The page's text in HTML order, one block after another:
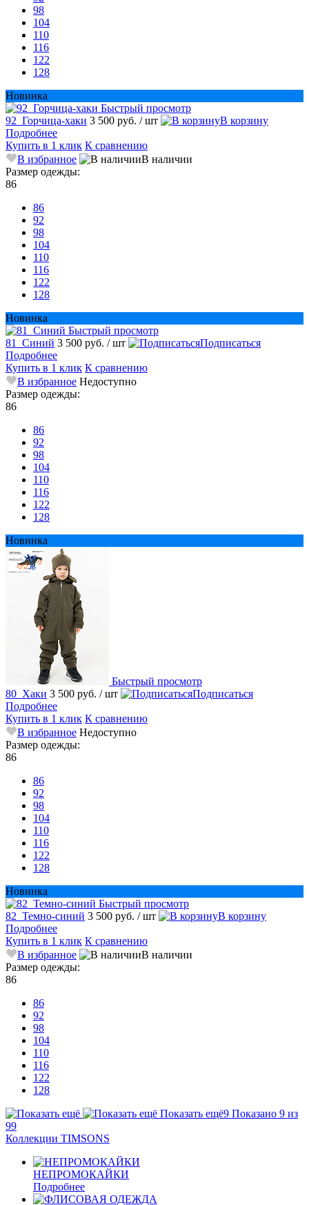
98
104
110
116
122
128
Новинка
Быстрый просмотр
92_Горчица-хаки 3 500 руб. / шт
В корзину
Подробнее
Купить в 1 клик К сравнению
В избранное
В наличии
Размер одежды:
86
86
92
98
104
110
116
122
128
Новинка
Быстрый просмотр
81_Синий 3 500 руб. / шт
Подписаться
Подробнее
Купить в 1 клик К сравнению
В избранное Недоступно
Размер одежды:
86
86
92
98
104
110
116
122
128
Новинка
Быстрый просмотр
80_Хаки 3 500 руб. / шт
Подписаться
Подробнее
Купить в 1 клик К сравнению
В избранное Недоступно
Размер одежды:
86
86
92
98
104
110
116
122
128
Новинка
Быстрый просмотр
82_Темно-синий 3 500 руб. / шт
В корзину
Подробнее
Купить в 1 клик К сравнению
В избранное
В наличии
Размер одежды:
86
86
92
98
104
110
116
122
128
Показать ещё9 Показано 9 из
99
Коллекции TIMSONS
НЕПРОМОКАЙКИ
Подробнее